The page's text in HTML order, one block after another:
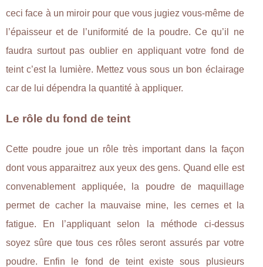
ceci face à un miroir pour que vous jugiez vous-même de
l’épaisseur et de l’uniformité de la poudre. Ce qu’il ne
faudra surtout pas oublier en appliquant votre fond de
teint c’est la lumière. Mettez vous sous un bon éclairage
car de lui dépendra la quantité à appliquer.
Le rôle du fond de teint
Cette poudre joue un rôle très important dans la façon
dont vous apparaitrez aux yeux des gens. Quand elle est
convenablement appliquée, la poudre de maquillage
permet de cacher la mauvaise mine, les cernes et la
fatigue. En l’appliquant selon la méthode ci-dessus
soyez sûre que tous ces rôles seront assurés par votre
poudre. Enfin le fond de teint existe sous plusieurs